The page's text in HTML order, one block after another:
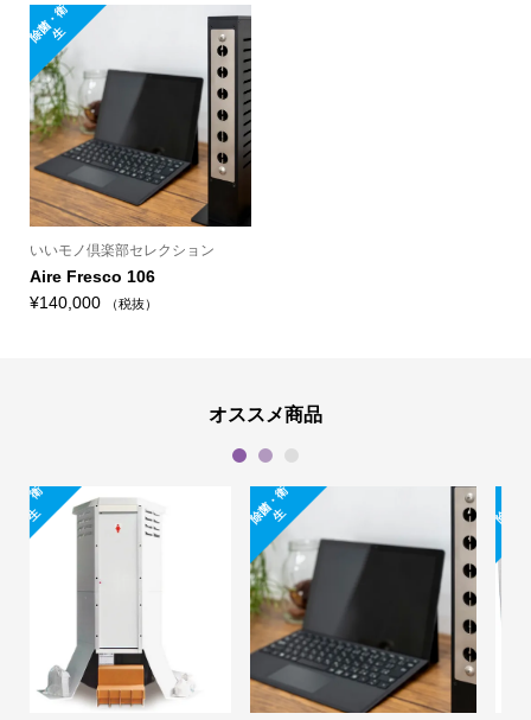
除
菌
・
衛
生
いいモノ倶楽部セレクション
Aire Fresco 106
¥140,000 （税抜）
オススメ商品
除
菌
・
衛生
1 2 3